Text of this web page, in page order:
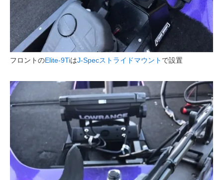
フロントのElite-9TiはJ-Specストライドマウント で設置